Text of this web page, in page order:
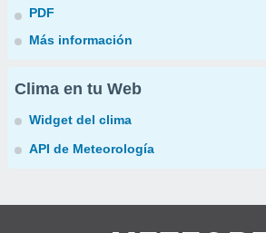
PDF
Más información
Clima en tu Web
Widget del clima
API de Meteorología